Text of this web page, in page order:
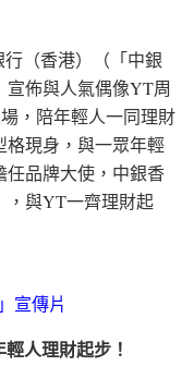
（香港）（「中銀
宣佈與人氣偶像YT周
，陪年輕人一同理財
現身，與一眾年輕
品牌大使，中銀香
，與YT一齊理財起
宣傳片
人理財起步！